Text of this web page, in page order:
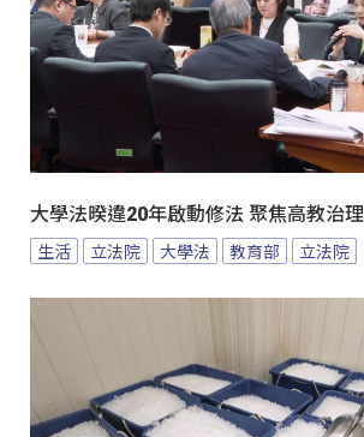
大學法暌違20年啟動修法 聚焦高教治理
生活 立法院 大學法 教育部 立法院